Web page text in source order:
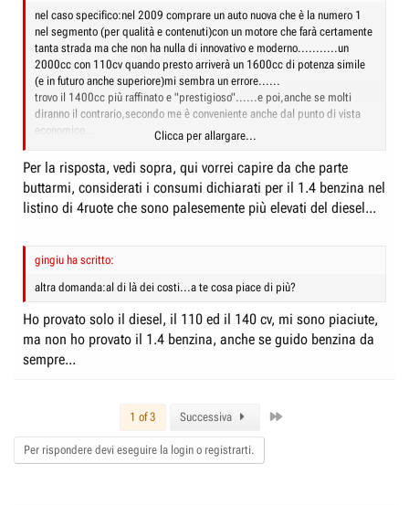
nel caso specifico:nel 2009 comprare un auto nuova che è la numero 1
nel segmento (per qualità e contenuti)con un motore che farà certamente
tanta strada ma che non ha nulla di innovativo e moderno...........un
2000cc con 110cv quando presto arriverà un 1600cc di potenza simile
(e in futuro anche superiore)mi sembra un errore......
trovo il 1400cc più raffinato e "prestigioso"......e poi,anche se molti
diranno il contrario,secondo me è conveniente anche dal punto di vista
economico...
scusa:quanto pensi di tenere quest'auto?...di modo che si possano fare
dei conti più precisi.
Clicca per allargare...
Per la risposta, vedi sopra, qui vorrei capire da che parte
buttarmi, considerati i consumi dichiarati per il 1.4 benzina nel
listino di 4ruote che sono palesemente più elevati del diesel...
gingiu ha scritto:
altra domanda:al di là dei costi...a te cosa piace di più?
Ho provato solo il diesel, il 110 ed il 140 cv, mi sono piaciute,
ma non ho provato il 1.4 benzina, anche se guido benzina da
sempre...
1 of 3 Successiva
Per rispondere devi eseguire la login o registrarti.